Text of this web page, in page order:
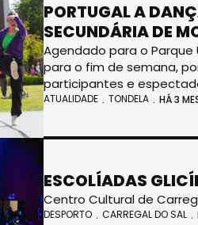
PORTUGAL A
SECUNDÁRIA DE
Agendado para o
para o fim de semana,
participantes e
ATUALIDADE TONDELA HÁ 3
ESCOLÍADAS
Centro Cultural de
DESPORTO CARREGAL DO SAL